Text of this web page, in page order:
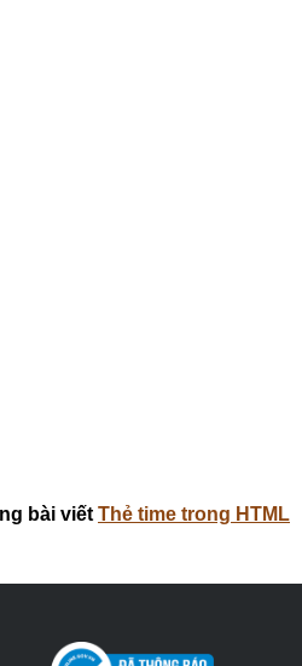
bài viết Thẻ time trong HTML